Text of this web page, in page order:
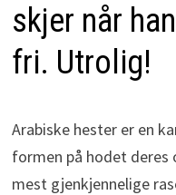
skjer når
fri. Utrolig!
Arabiske hester er en
formen på hodet deres
mest gjenkjennelige